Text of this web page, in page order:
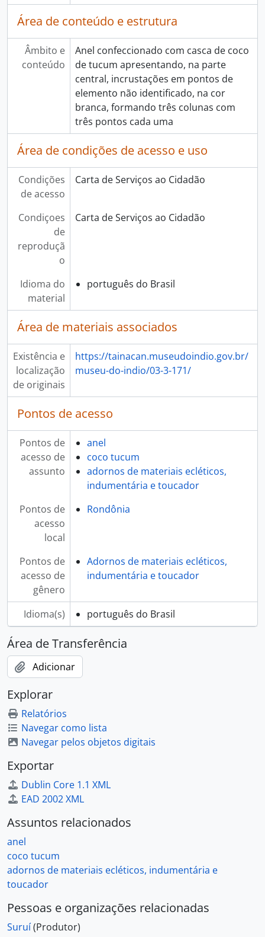
Área de conteúdo e estrutura
Âmbito e
conteúdo
Anel confeccionado com casca de coco
de tucum apresentando, na parte
central, incrustações em pontos de
elemento não identificado, na cor
branca, formando três colunas com
três pontos cada uma
Área de condições de acesso e uso
Condições
de acesso
Carta de Serviços ao Cidadão
Condiçoes
de
reproduçã
o
Carta de Serviços ao Cidadão
Idioma do
material
português do Brasil
Área de materiais associados
Existência e
localização
de originais
https://tainacan.museudoindio.gov.br/
museu-do-indio/03-3-171/
Pontos de acesso
Pontos de
acesso de
assunto
anel
coco tucum
adornos de materiais ecléticos,
indumentária e toucador
Pontos de
acesso
local
Rondônia
Pontos de
acesso de
gênero
Adornos de materiais ecléticos,
indumentária e toucador
Idioma(s) português do Brasil
Área de Transferência
Adicionar
Explorar
Relatórios
Navegar como lista
Navegar pelos objetos digitais
Exportar
Dublin Core 1.1 XML
EAD 2002 XML
Assuntos relacionados
anel
coco tucum
adornos de materiais ecléticos, indumentária e
toucador
Pessoas e organizações relacionadas
Suruí(Produtor)